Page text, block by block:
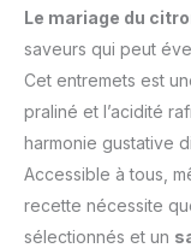
Le mariage du
saveurs qui peut
Cet entremets est
praliné et l’acidité
harmonie gustative
Accessible à tous,
recette nécessite
sélectionnés et un